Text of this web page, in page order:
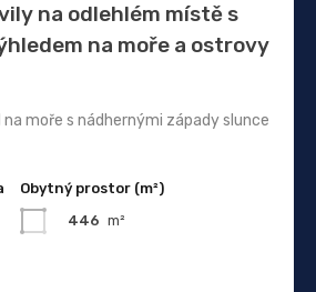
na odlehlém místě s
na moře a ostrovy
moře s nádhernými západy slunce
Obytný prostor (m²)
446 m²